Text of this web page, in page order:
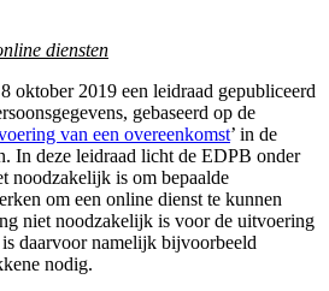
diensten
oktober 2019 een leidraad gepubliceerd
gebaseerd op de
van een overeenkomst’ in de
In deze leidraad licht de EDPB onder
noodzakelijk is om bepaalde
om een online dienst te kunnen
niet noodzakelijk is voor de uitvoering
daarvoor namelijk bijvoorbeeld
nodig.